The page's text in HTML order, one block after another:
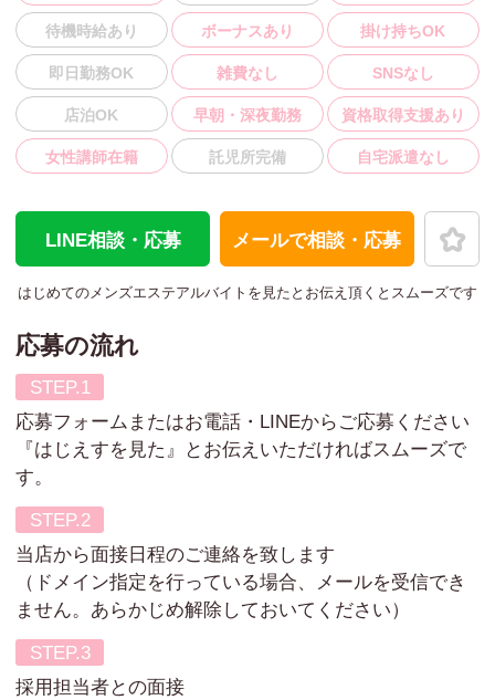
待機時給あり ボーナスあり 掛け持ちOK
即日勤務OK 雑費なし SNSなし
店泊OK 早朝・深夜勤務 資格取得支援あり
女性講師在籍 託児所完備 自宅派遣なし
LINE相談・応募 メールで相談・応募
はじめてのメンズエステアルバイトを見た とお伝え頂くとスムーズです
応募の流れ
応募フォームまたはお電話・LINEからご応募ください
『はじえすを見た』とお伝えいただければスムーズで
す。
当店から面接日程のご連絡を致します
（ドメイン指定を行っている場合、メールを受信でき
ません。あらかじめ解除しておいてください）
採用担当者との面接